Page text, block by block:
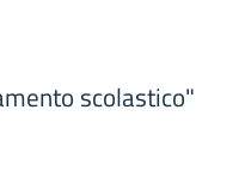
scolastico"